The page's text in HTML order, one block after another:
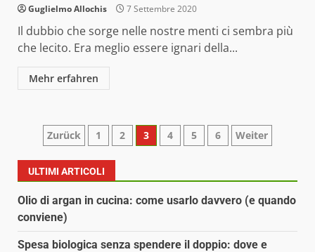
Guglielmo Allochis 7 Settembre 2020
Il dubbio che sorge nelle nostre menti ci sembra più
che lecito. Era meglio essere ignari della...
Mehr erfahren
Paginazione
degli
articoli
Zurück 1 2 3 4 5 6 Weiter
ULTIMI ARTICOLI
Olio di argan in cucina: come usarlo davvero (e quando
conviene)
Spesa biologica senza spendere il doppio: dove e